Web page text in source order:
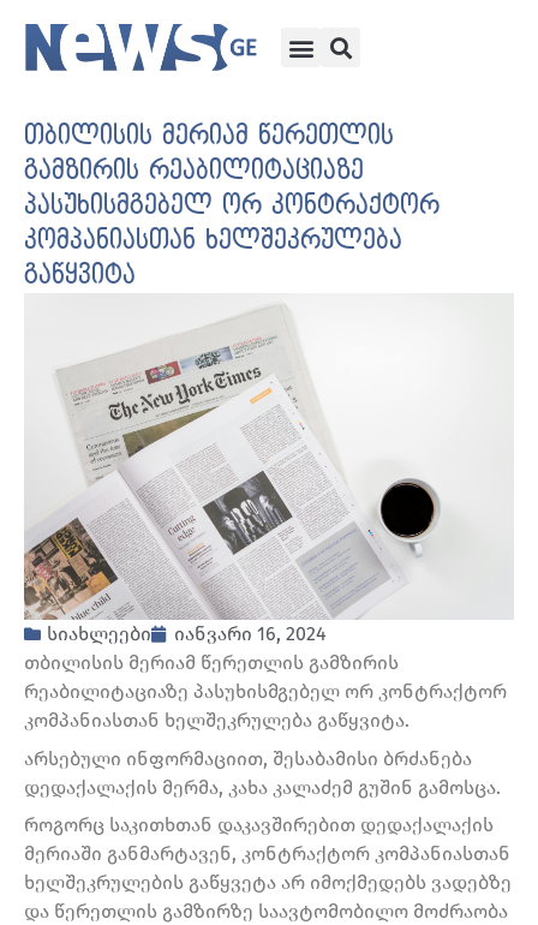
თბილისის მერიამ წერეთლის
გამზირის რეაბილიტაციაზე
პასუხისმგებელ ორ კონტრაქტორ
კომპანიასთან ხელშეკრულება
გაწყვიტა
სიახლეები
იანვარი 16, 2024
თბილისის მერიამ წერეთლის გამზირის
რეაბილიტაციაზე პასუხისმგებელ ორ კონტრაქტორ
კომპანიასთან ხელშეკრულება გაწყვიტა.
არსებული ინფორმაციით, შესაბამისი ბრძანება
დედაქალაქის მერმა, კახა კალაძემ გუშინ გამოსცა.
როგორც საკითხთან დაკავშირებით დედაქალაქის
მერიაში განმარტავენ, კონტრაქტორ კომპანიასთან
ხელშეკრულების გაწყვეტა არ იმოქმედებს ვადებზე
და წერეთლის გამზირზე საავტომობილო მოძრაობა